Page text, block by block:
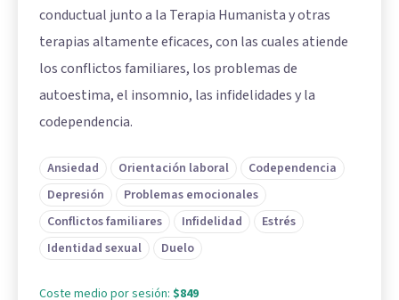
conductual junto a la Terapia Humanista y otras
terapias altamente eficaces, con las cuales atiende
los conflictos familiares, los problemas de
autoestima, el insomnio, las infidelidades y la
codependencia.
Ansiedad Orientación laboral
Codependencia
Depresión
Problemas emocionales
Conflictos familiares
Infidelidad
Estrés
Identidad sexual
Duelo
Coste medio por sesión: $849